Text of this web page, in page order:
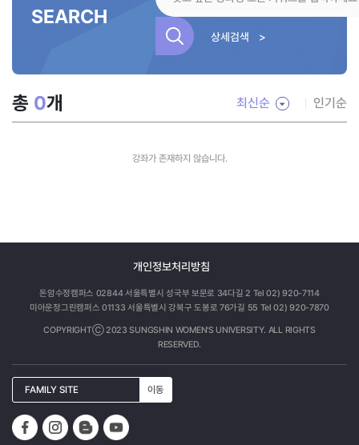
헌법재판소 결정을
비판적으로 분석하면서
SEARCH
상세검색 >
총 0개 최신순 인기순
강좌가 존재하지 않습니다.
개인정보처리방침
돈암수정캠퍼스 02844 서울특별시 성국부 보문로 34다길 2 Tel 02) 920-7114
미아운정그린캠퍼스 01133 서울특별시 강북구 도봉로 76가길 55 Tel 02) 920-7870
COPYRIGHTⒸ 2023 SUNGSHIN WOMEN'S UNIVERSITY. ALL RIGHTS
RESERVED.
FAMILY SITE 이동